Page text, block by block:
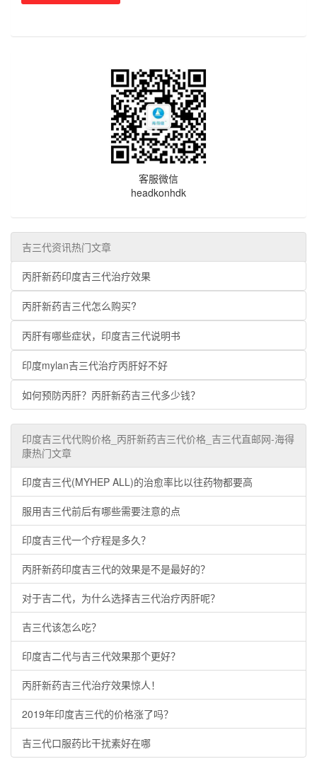
客服微信
headkonhdk
吉三代资讯热门文章
丙肝新药印度吉三代治疗效果
丙肝新药吉三代怎么购买?
丙肝有哪些症状，印度吉三代说明书
印度mylan吉三代治疗丙肝好不好
如何预防丙肝？丙肝新药吉三代多少钱？
印度吉三代代购价格_丙肝新药吉三代价格_吉三代直邮网-海得
康热门文章
印度吉三代(MYHEP ALL)的治愈率比以往药物都要高
服用吉三代前后有哪些需要注意的点
印度吉三代一个疗程是多久？
丙肝新药印度吉三代的效果是不是最好的？
对于吉二代，为什么选择吉三代治疗丙肝呢？
吉三代该怎么吃？
印度吉二代与吉三代效果那个更好？
丙肝新药吉三代治疗效果惊人！
2019年印度吉三代的价格涨了吗？
吉三代口服药比干扰素好在哪